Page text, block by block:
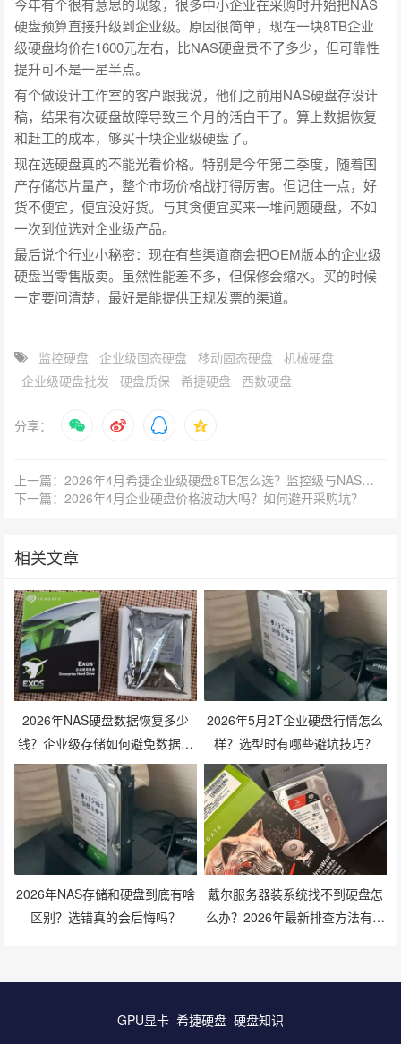
今年有个很有意思的现象，很多中小企业在采购时开始把NAS
硬盘预算直接升级到企业级。原因很简单，现在一块8TB企业
级硬盘均价在1600元左右，比NAS硬盘贵不了多少，但可靠性
提升可不是一星半点。
有个做设计工作室的客户跟我说，他们之前用NAS硬盘存设计
稿，结果有次硬盘故障导致三个月的活白干了。算上数据恢复
和赶工的成本，够买十块企业级硬盘了。
现在选硬盘真的不能光看价格。特别是今年第二季度，随着国
产存储芯片量产，整个市场价格战打得厉害。但记住一点，好
货不便宜，便宜没好货。与其贪便宜买来一堆问题硬盘，不如
一次到位选对企业级产品。
最后说个行业小秘密：现在有些渠道商会把OEM版本的企业级
硬盘当零售版卖。虽然性能差不多，但保修会缩水。买的时候
一定要问清楚，最好是能提供正规发票的渠道。
监控硬盘 企业级固态硬盘 移动固态硬盘
机械硬盘
企业级硬盘批发
硬盘质保 希捷硬盘 西数硬盘
分享：
上一篇：2026年4月希捷企业级硬盘8TB怎么选？监控级与NAS盘区别在哪？
下一篇：2026年4月企业硬盘价格波动大吗？如何避开采购坑？
相关文章
2026年NAS硬盘数据恢复多少
钱？企业级存储如何避免数据丢
失风险？
2026年5月2T企业硬盘行情怎么
样？选型时有哪些避坑技巧？
2026年NAS存储和硬盘到底有啥
区别？选错真的会后悔吗？
戴尔服务器装系统找不到硬盘怎
么办？2026年最新排查方法有哪
GPU显卡 希捷硬盘 硬盘知识